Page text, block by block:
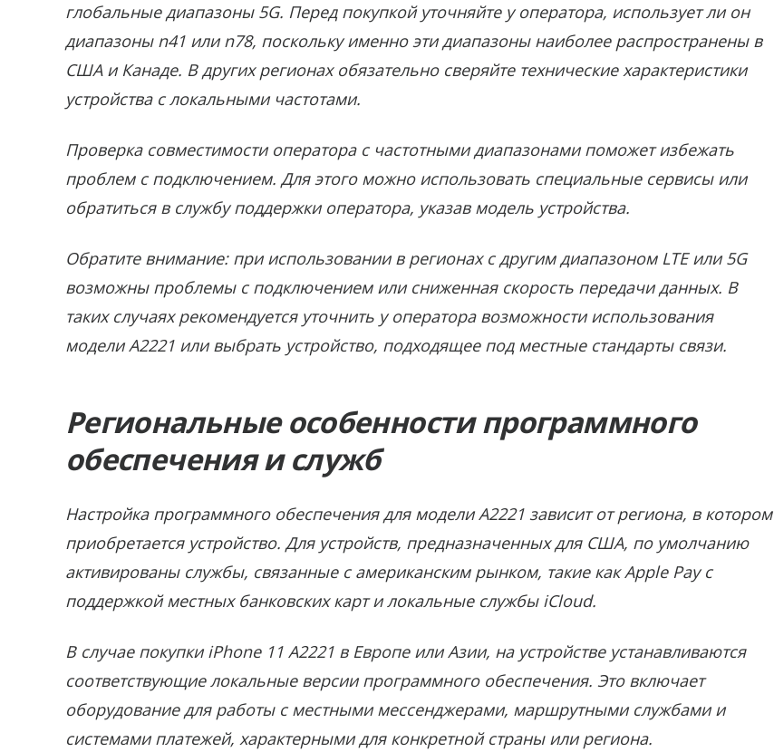
глобальные диапазоны 5G. Перед покупкой уточняйте у оператора, использует ли он
диапазоны n41 или n78, поскольку именно эти диапазоны наиболее распространены в
США и Канаде. В других регионах обязательно сверяйте технические характеристики
устройства с локальными частотами.
Проверка совместимости оператора с частотными диапазонами поможет избежать
проблем с подключением. Для этого можно использовать специальные сервисы или
обратиться в службу поддержки оператора, указав модель устройства.
Обратите внимание: при использовании в регионах с другим диапазоном LTE или 5G
возможны проблемы с подключением или сниженная скорость передачи данных. В
таких случаях рекомендуется уточнить у оператора возможности использования
модели A2221 или выбрать устройство, подходящее под местные стандарты связи.
Региональные особенности программного
обеспечения и служб
Настройка программного обеспечения для модели A2221 зависит от региона, в котором
приобретается устройство. Для устройств, предназначенных для США, по умолчанию
активированы службы, связанные с американским рынком, такие как Apple Pay с
поддержкой местных банковских карт и локальные службы iCloud.
В случае покупки iPhone 11 A2221 в Европе или Азии, на устройстве устанавливаются
соответствующие локальные версии программного обеспечения. Это включает
оборудование для работы с местными мессенджерами, маршрутными службами и
системами платежей, характерными для конкретной страны или региона.